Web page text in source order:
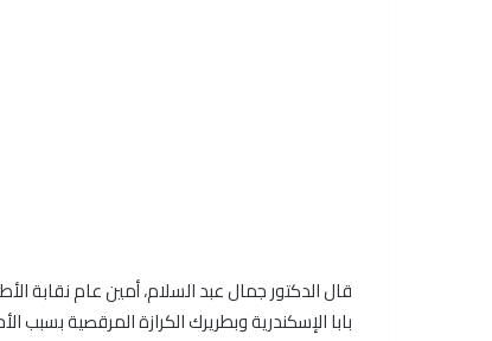
قال الدكتور جمال عبد السلام، أمين عام نقابة
بابا الإسكندرية وبطريرك الكرازة المرقصية بسبب